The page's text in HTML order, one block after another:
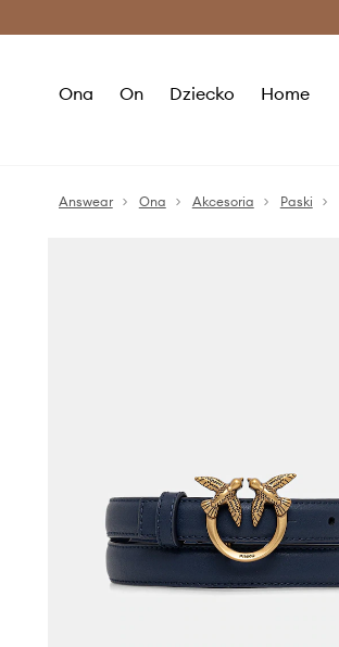
Ona On Dziecko Home
Answear Ona Akcesoria Paski